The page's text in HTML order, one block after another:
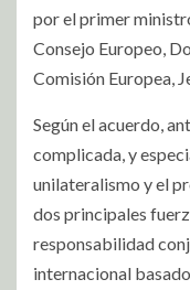
por el primer
Consejo Europeo,
Comisión Europea,
Según el acuerdo,
complicada, y
unilateralismo y el
dos principales
responsabilidad
internacional